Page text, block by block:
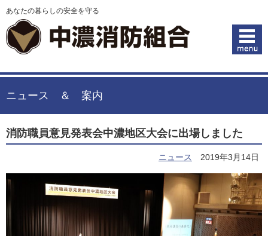
あなたの暮らしの安全を守る
ニュース ＆ 案内
消防職員意見発表会中濃地区大会に出場しました
ニュース 2019年3月14日